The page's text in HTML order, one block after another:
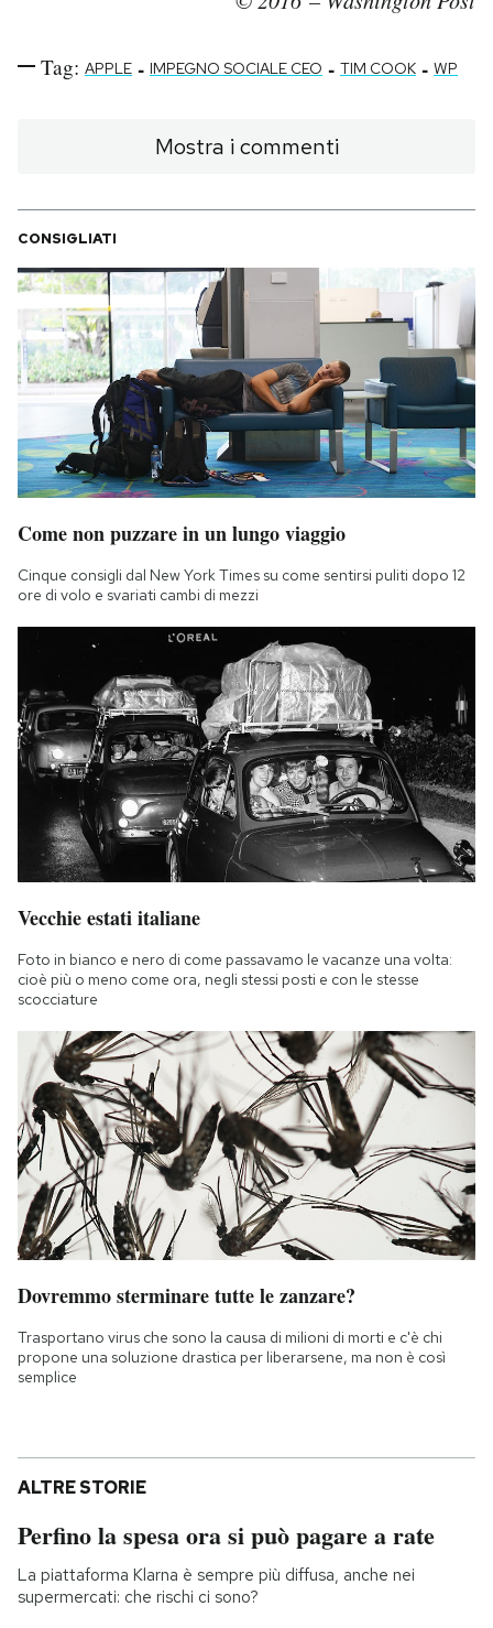
Tag: APPLE - IMPEGNO SOCIALE CEO - TIM COOK - WP
Mostra i commenti
CONSIGLIATI
Come non puzzare in un lungo viaggio
Cinque consigli dal New York Times su come sentirsi puliti dopo 12
ore di volo e svariati cambi di mezzi
Vecchie estati italiane
Foto in bianco e nero di come passavamo le vacanze una volta:
cioè più o meno come ora, negli stessi posti e con le stesse
scocciature
Dovremmo sterminare tutte le zanzare?
Trasportano virus che sono la causa di milioni di morti e c'è chi
propone una soluzione drastica per liberarsene, ma non è così
semplice
ALTRE STORIE
Perfino la spesa ora si può pagare a rate
La piattaforma Klarna è sempre più diffusa, anche nei
supermercati: che rischi ci sono?